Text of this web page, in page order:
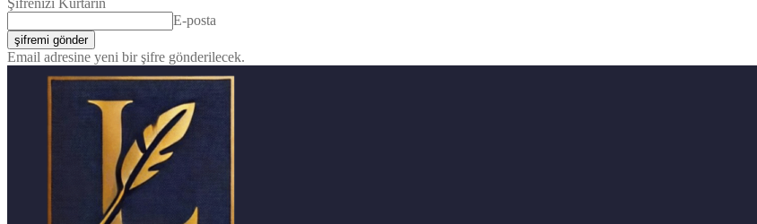
Şifrenizi Kurtarın
E-posta
Email adresine yeni bir şifre gönderilecek.